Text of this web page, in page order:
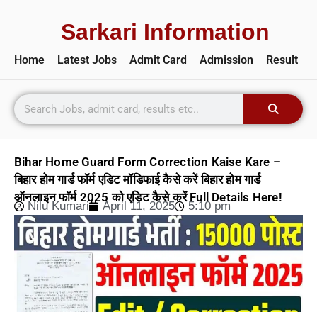
Sarkari Information
Home Latest Jobs Admit Card Admission Result
Bihar Home Guard Form Correction Kaise Kare –
बिहार होम गार्ड फॉर्म एडिट मॉडिफाई कैसे करें बिहार होम गार्ड
ऑनलाइन फॉर्म 2025 को एडिट कैसे करें Full Details Here!
Nilu Kumari April 11, 2025 5:10 pm